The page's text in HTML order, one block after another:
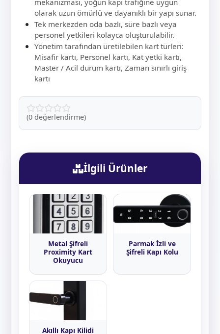
mekanizması, yoğun kapı trafiğine uygun
olarak uzun ömürlü ve dayanıklı bir yapı sunar.
Tek merkezden oda bazlı, süre bazlı veya
personel yetkileri kolayca oluşturulabilir.
Yönetim tarafından üretilebilen kart türleri:
Misafir kartı, Personel kartı, Kat yetki kartı,
Master / Acil durum kartı, Zaman sınırlı giriş
kartı
(0 değerlendirme)
İlgili Ürünler
Metal Şifreli
Proximity Kart
Okuyucu
Parmak İzli ve
Şifreli Kapı Kolu
Akıllı Kapı Kilidi